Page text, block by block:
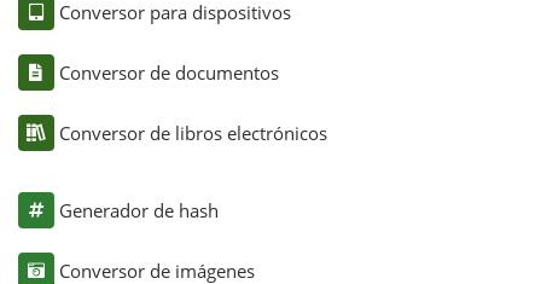
Conversor para dispositivos
Conversor de documentos
Conversor de libros electrónicos
Generador de hash
Conversor de imágenes